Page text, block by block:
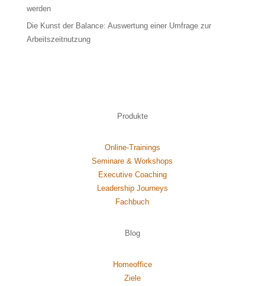
werden
Die Kunst der Balance: Auswertung einer Umfrage zur
Arbeitszeitnutzung
Produkte
Online-Trainings
Seminare & Workshops
Executive Coaching
Leadership Journeys
Fachbuch
Blog
Homeoffice
Ziele